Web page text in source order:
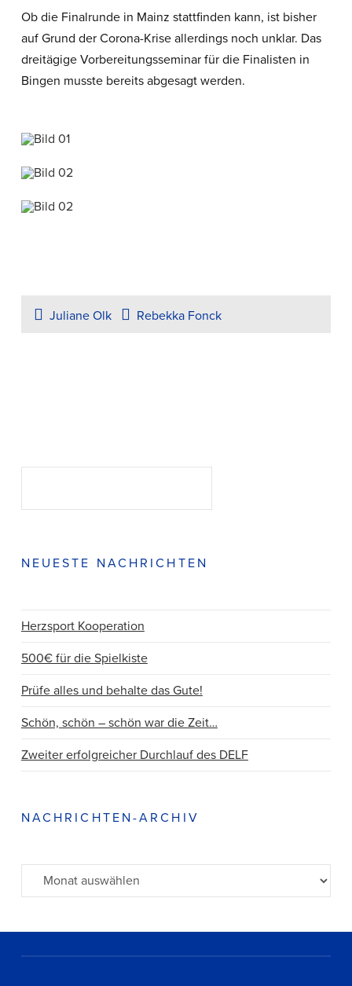
Ob die Finalrunde in Mainz stattfinden kann, ist bisher
auf Grund der Corona-Krise allerdings noch unklar. Das
dreitägige Vorbereitungsseminar für die Finalisten in
Bingen musste bereits abgesagt werden.
Juliane Olk Rebekka Fonck
NEUESTE NACHRICHTEN
Herzsport Kooperation
500€ für die Spielkiste
Prüfe alles und behalte das Gute!
Schön, schön – schön war die Zeit…
Zweiter erfolgreicher Durchlauf des DELF
NACHRICHTEN-ARCHIV
Archiv